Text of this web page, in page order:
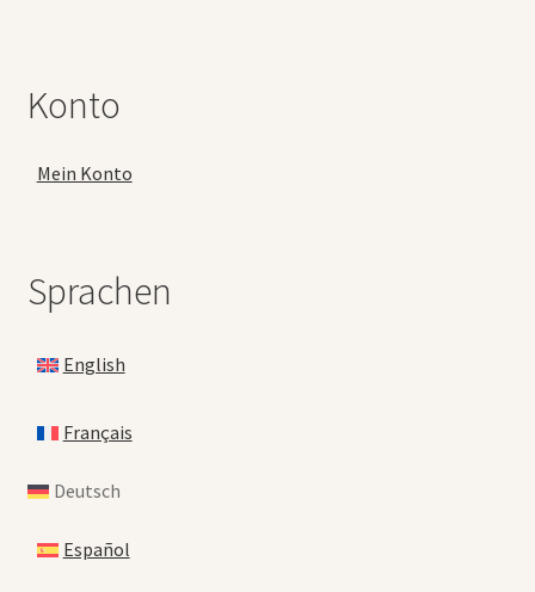
Konto
Mein Konto
Sprachen
English
Français
Deutsch
Español